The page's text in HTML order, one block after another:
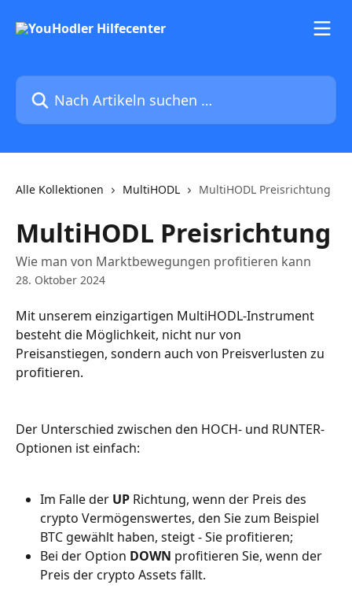
Nach Artikeln suchen …
Alle Kollektionen MultiHODL MultiHODL Preisrichtung
MultiHODL Preisrichtung
Wie man von Marktbewegungen profitieren kann
28. Oktober 2024
Mit unserem einzigartigen MultiHODL-Instrument
besteht die Möglichkeit, nicht nur von
Preisanstiegen, sondern auch von Preisverlusten zu
profitieren.
Der Unterschied zwischen den HOCH- und RUNTER-
Optionen ist einfach:
Im Falle der UP Richtung, wenn der Preis des
crypto Vermögenswertes, den Sie zum Beispiel
BTC gewählt haben, steigt - Sie profitieren;
Bei der Option DOWN profitieren Sie, wenn der
Preis der crypto Assets fällt.